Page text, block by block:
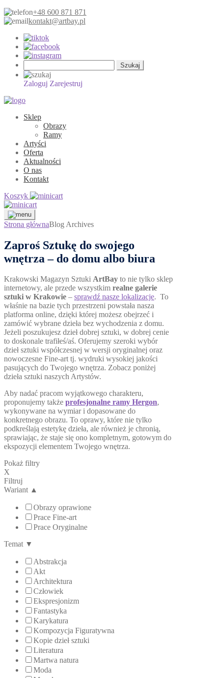
+48 600 871 871
kontakt@artbay.pl
Zaloguj Zarejestruj
Sklep
Obrazy
Ramy
Artyści
Oferta
Aktualności
O nas
Kontakt
Koszyk
Strona głównaBlog Archives
Zaproś Sztukę do swojego
wnętrza – do domu albo biura
Krakowski Magazyn Sztuki ArtBay to nie tylko sklep
internetowy, ale przede wszystkim realne galerie
sztuki w Krakowie – sprawdź nasze lokalizacje. To
właśnie na bazie tych przestrzeni powstała nasza
platforma online, dzięki której możesz obejrzeć i
zamówić wybrane dzieła bez wychodzenia z domu.
Jeżeli poszukujesz dzieł dobrej sztuki, w dobrej cenie
to doskonale trafiłeś/aś. Oferujemy szeroki wybór
dzieł sztuki współczesnej w wersji oryginalnej oraz
nowoczesne Fine-art tj. wydruki wysokiej jakości
pasujących do Twojego wnętrza. Zobacz poniżej
dzieła sztuki naszych Artystów.
Aby nadać pracom wyjątkowego charakteru,
proponujemy także profesjonalne ramy Hergon,
wykonywane na wymiar i dopasowane do
konkretnego obrazu. To oprawy, które nie tylko
podkreślają estetykę dzieła, ale również je chronią,
sprawiając, że staje się ono kompletnym, gotowym do
ekspozycji elementem Twojego wnętrza.
Pokaż filtry
X
Filtruj
Wariant ▲
Obrazy oprawione
Prace Fine-art
Prace Oryginalne
Temat ▼
Abstrakcja
Akt
Architektura
Człowiek
Ekspresjonizm
Fantastyka
Karykatura
Kompozycja Figuratywna
Kopie dzieł sztuki
Literatura
Martwa natura
Moda